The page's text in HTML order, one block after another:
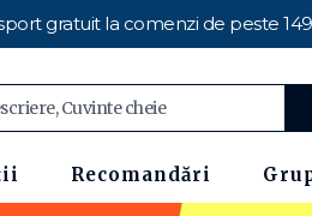
gratuit la comenzi de peste
Recomandări